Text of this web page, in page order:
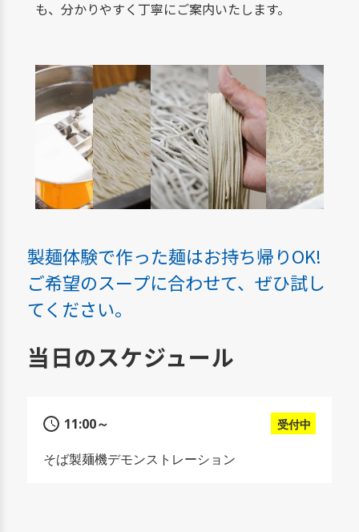
も、分かりやすく丁寧にご案内いたします。
製麺体験で作った麺はお持ち帰りOK!
ご希望のスープに合わせて、ぜひ試し
てください。
当日のスケジュール
11:00～ 受付中
そば製麺機デモンストレーション